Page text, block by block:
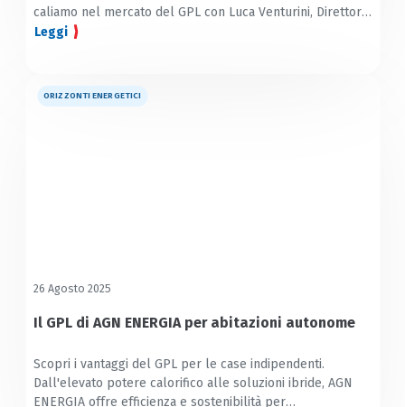
caliamo nel mercato del GPL con Luca Venturini, Direttore
commerciale GPL di AGN ENERGIA
Leggi
ORIZZONTI ENERGETICI
26 Agosto 2025
Il GPL di AGN ENERGIA per abitazioni autonome
Scopri i vantaggi del GPL per le case indipendenti.
Dall'elevato potere calorifico alle soluzioni ibride, AGN
ENERGIA offre efficienza e sostenibilità per